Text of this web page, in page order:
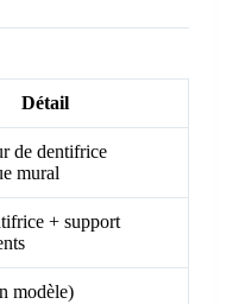
Détail
de dentifrice
mural
+ support
modèle)